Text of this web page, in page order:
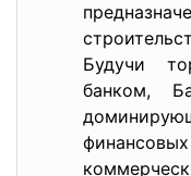
Будучи
банком,